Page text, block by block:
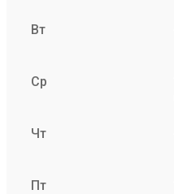
Вт
Ср
Чт
Пт